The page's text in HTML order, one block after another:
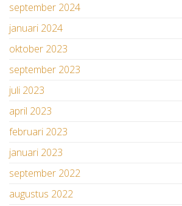
september 2024
januari 2024
oktober 2023
september 2023
juli 2023
april 2023
februari 2023
januari 2023
september 2022
augustus 2022